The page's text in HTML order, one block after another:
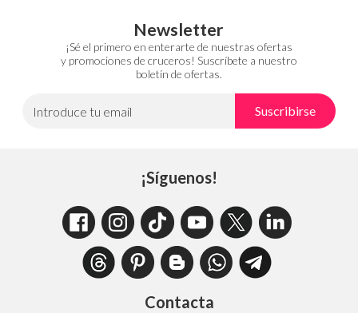
Newsletter
¡Sé el primero en enterarte de nuestras ofertas
y promociones de cruceros! Suscríbete a nuestro
boletín de ofertas.
Introduce tu email Suscribirse
¡Síguenos!
Contacta